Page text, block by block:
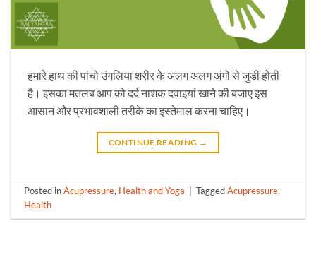
हमारे हाथ की पांचो उंगलिया शरीर के अलग अलग अंगों से जुडी होती
है। इसका मतलब आप को दर्द नाशक दवाइयां खाने की बजाए इस
आसान और प्रभावशाली तरीके का इस्तेमाल करना चाहिए।
CONTINUE READING →
Posted inAcupressure, Health and Yoga TaggedAcupressure,
Health